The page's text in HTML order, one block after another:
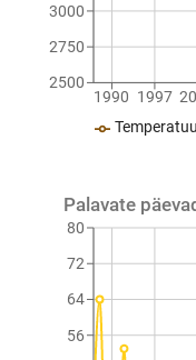
1990 1997
2500
2750
3000
Palavate
56
64
72
80